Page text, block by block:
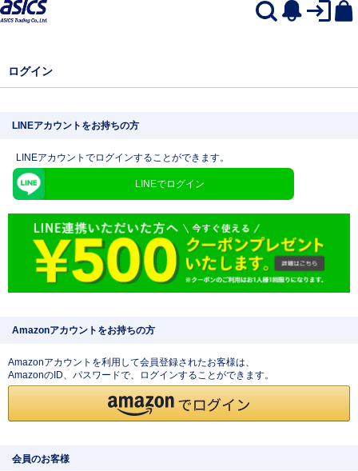
ログイン
LINEアカウントをお持ちの方
LINEアカウントでログインすることができます。
LINEでログイン
Amazonアカウントをお持ちの方
Amazonアカウントを利用して会員登録されたお客様は、
AmazonのID、パスワードで、ログインすることができます。
会員のお客様